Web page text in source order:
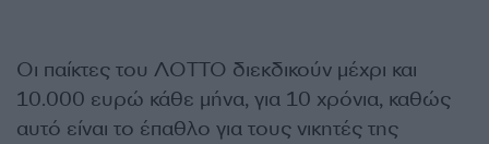
Οι παίκτες του ΛΟΤΤΟ διεκδικούν μέχρι και
10.000 ευρώ κάθε μήνα, για 10 χρόνια, καθώς
αυτό είναι το έπαθλο για τους νικητές της